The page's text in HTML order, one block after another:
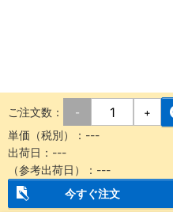
ご注文数： - +
単価（税別）： ---
出荷日： ---
（参考出荷日）： ---
今すぐ注文